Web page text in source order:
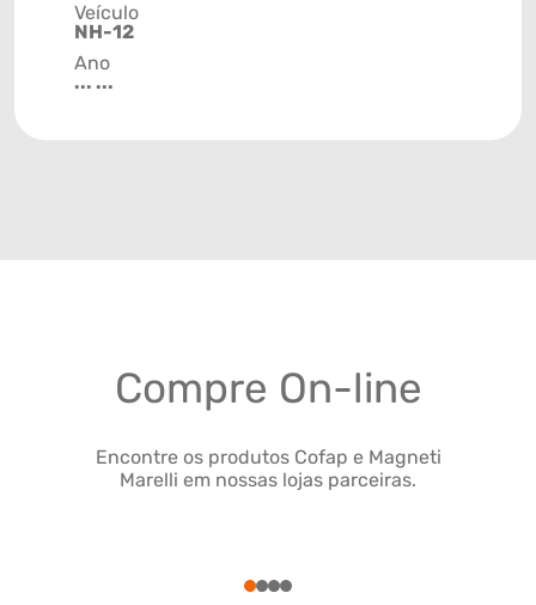
Veículo
NH-12
Ano
... ...
Compre On-line
Encontre os produtos Cofap e Magneti
Marelli em nossas lojas parceiras.
1234